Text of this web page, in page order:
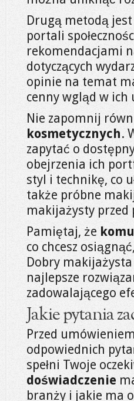
Drugą metodą
portali
rekomendacjami
dotyczących
opinie na temat
cenny wgląd w
Nie zapomnij
kosmetycznych.
zapytać o
obejrzenia ich
styl i technikę, co
także próbne
makijażysty przed
Pamiętaj, że
co chcesz
Dobry
najlepsze
zadowalającego
Jakie pytania
Przed
odpowiednich
spełni Twoje
doświadczenie
branży i jakie ma